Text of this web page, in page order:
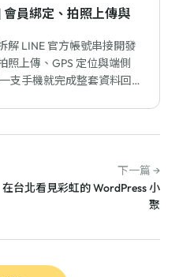
會員綁定、拍照上傳與
解 LINE 官方帳號串接開發
照上傳、GPS 定位與端側
支手機就完成整套資料回
下一篇 →
在台北看見彩虹的 WordPress 小
聚